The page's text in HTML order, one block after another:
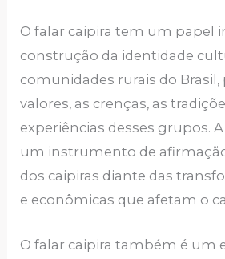
O falar caipira tem um papel
construção da identidade
comunidades rurais do Brasil,
valores, as crenças, as
experiências desses grupos.
um instrumento de
dos caipiras diante das
e econômicas que afetam o
O falar caipira também é um